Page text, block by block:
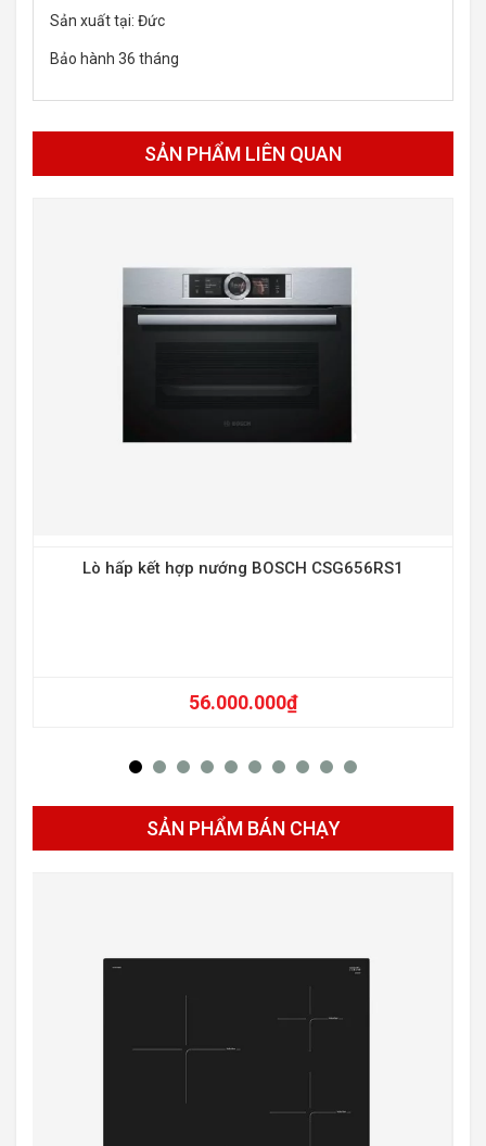
Sản xuất tại: Đức
Bảo hành 36 tháng
SẢN PHẨM LIÊN QUAN
Lò hấp kết hợp nướng BOSCH CSG656RS1
56.000.000₫
SẢN PHẨM BÁN CHẠY